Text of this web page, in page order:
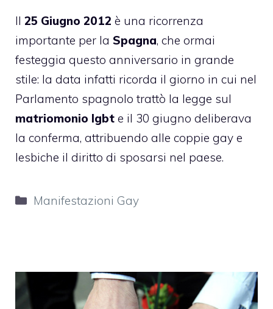
Il 25 Giugno 2012 è una ricorrenza
importante per la Spagna, che ormai
festeggia questo anniversario in grande
stile: la data infatti ricorda il giorno in cui nel
Parlamento spagnolo trattò la legge sul
matriomonio lgbt e il 30 giugno deliberava
la conferma, attribuendo alle coppie gay e
lesbiche il diritto di sposarsi nel paese.
Categorie
Manifestazioni Gay